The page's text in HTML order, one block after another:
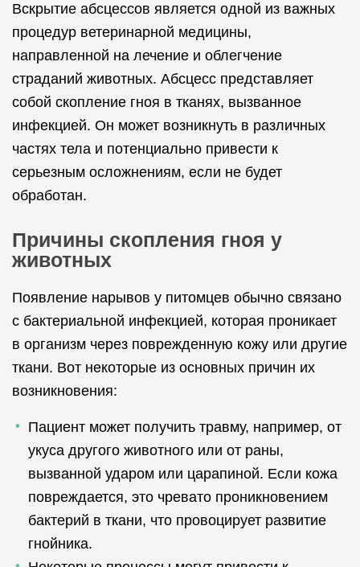
Вскрытие абсцессов является одной из важных
процедур ветеринарной медицины,
направленной на лечение и облегчение
страданий животных. Абсцесс представляет
собой скопление гноя в тканях, вызванное
инфекцией. Он может возникнуть в различных
частях тела и потенциально привести к
серьезным осложнениям, если не будет
обработан.
Причины скопления гноя у
животных
Появление нарывов у питомцев обычно связано
с бактериальной инфекцией, которая проникает
в организм через поврежденную кожу или другие
ткани. Вот некоторые из основных причин их
возникновения:
Пациент может получить травму, например, от
укуса другого животного или от раны,
вызванной ударом или царапиной. Если кожа
повреждается, это чревато проникновением
бактерий в ткани, что провоцирует развитие
гнойника.